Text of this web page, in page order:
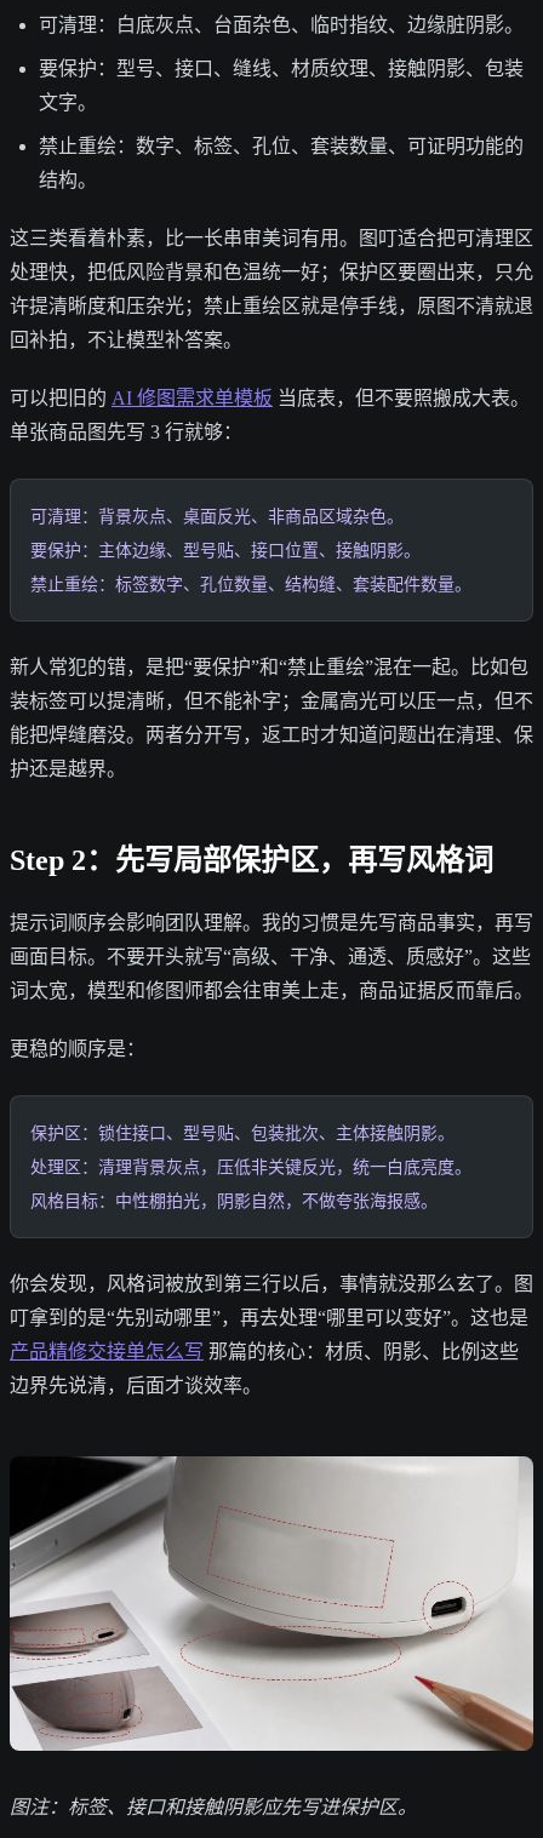
可清理：白底灰点、台面杂色、临时指纹、边缘脏阴影。
要保护：型号、接口、缝线、材质纹理、接触阴影、包装
文字。
禁止重绘：数字、标签、孔位、套装数量、可证明功能的
结构。
这三类看着朴素，比一长串审美词有用。图叮适合把可清理区
处理快，把低风险背景和色温统一好；保护区要圈出来，只允
许提清晰度和压杂光；禁止重绘区就是停手线，原图不清就退
回补拍，不让模型补答案。
可以把旧的 AI 修图需求单模板 当底表，但不要照搬成大表。
单张商品图先写 3 行就够：
可清理：背景灰点、桌面反光、非商品区域杂色。
要保护：主体边缘、型号贴、接口位置、接触阴影。
禁止重绘：标签数字、孔位数量、结构缝、套装配件数量。
新人常犯的错，是把“要保护”和“禁止重绘”混在一起。比如包
装标签可以提清晰，但不能补字；金属高光可以压一点，但不
能把焊缝磨没。两者分开写，返工时才知道问题出在清理、保
护还是越界。
Step 2：先写局部保护区，再写风格词
提示词顺序会影响团队理解。我的习惯是先写商品事实，再写
画面目标。不要开头就写“高级、干净、通透、质感好”。这些
词太宽，模型和修图师都会往审美上走，商品证据反而靠后。
更稳的顺序是：
保护区：锁住接口、型号贴、包装批次、主体接触阴影。
处理区：清理背景灰点，压低非关键反光，统一白底亮度。
风格目标：中性棚拍光，阴影自然，不做夸张海报感。
你会发现，风格词被放到第三行以后，事情就没那么玄了。图
叮拿到的是“先别动哪里”，再去处理“哪里可以变好”。这也是
产品精修交接单怎么写 那篇的核心：材质、阴影、比例这些
边界先说清，后面才谈效率。
图注：标签、接口和接触阴影应先写进保护区。